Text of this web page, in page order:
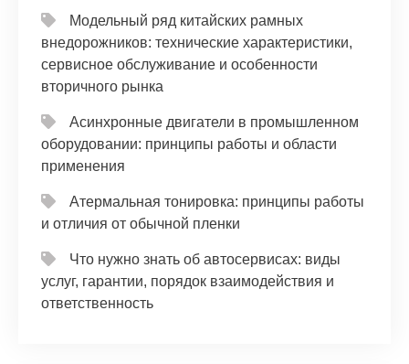
Модельный ряд китайских рамных
внедорожников: технические характеристики,
сервисное обслуживание и особенности
вторичного рынка
Асинхронные двигатели в промышленном
оборудовании: принципы работы и области
применения
Атермальная тонировка: принципы работы
и отличия от обычной пленки
Что нужно знать об автосервисах: виды
услуг, гарантии, порядок взаимодействия и
ответственность